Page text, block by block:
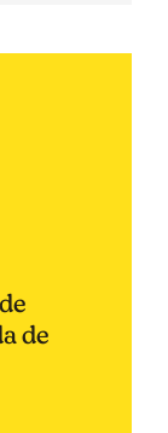
de